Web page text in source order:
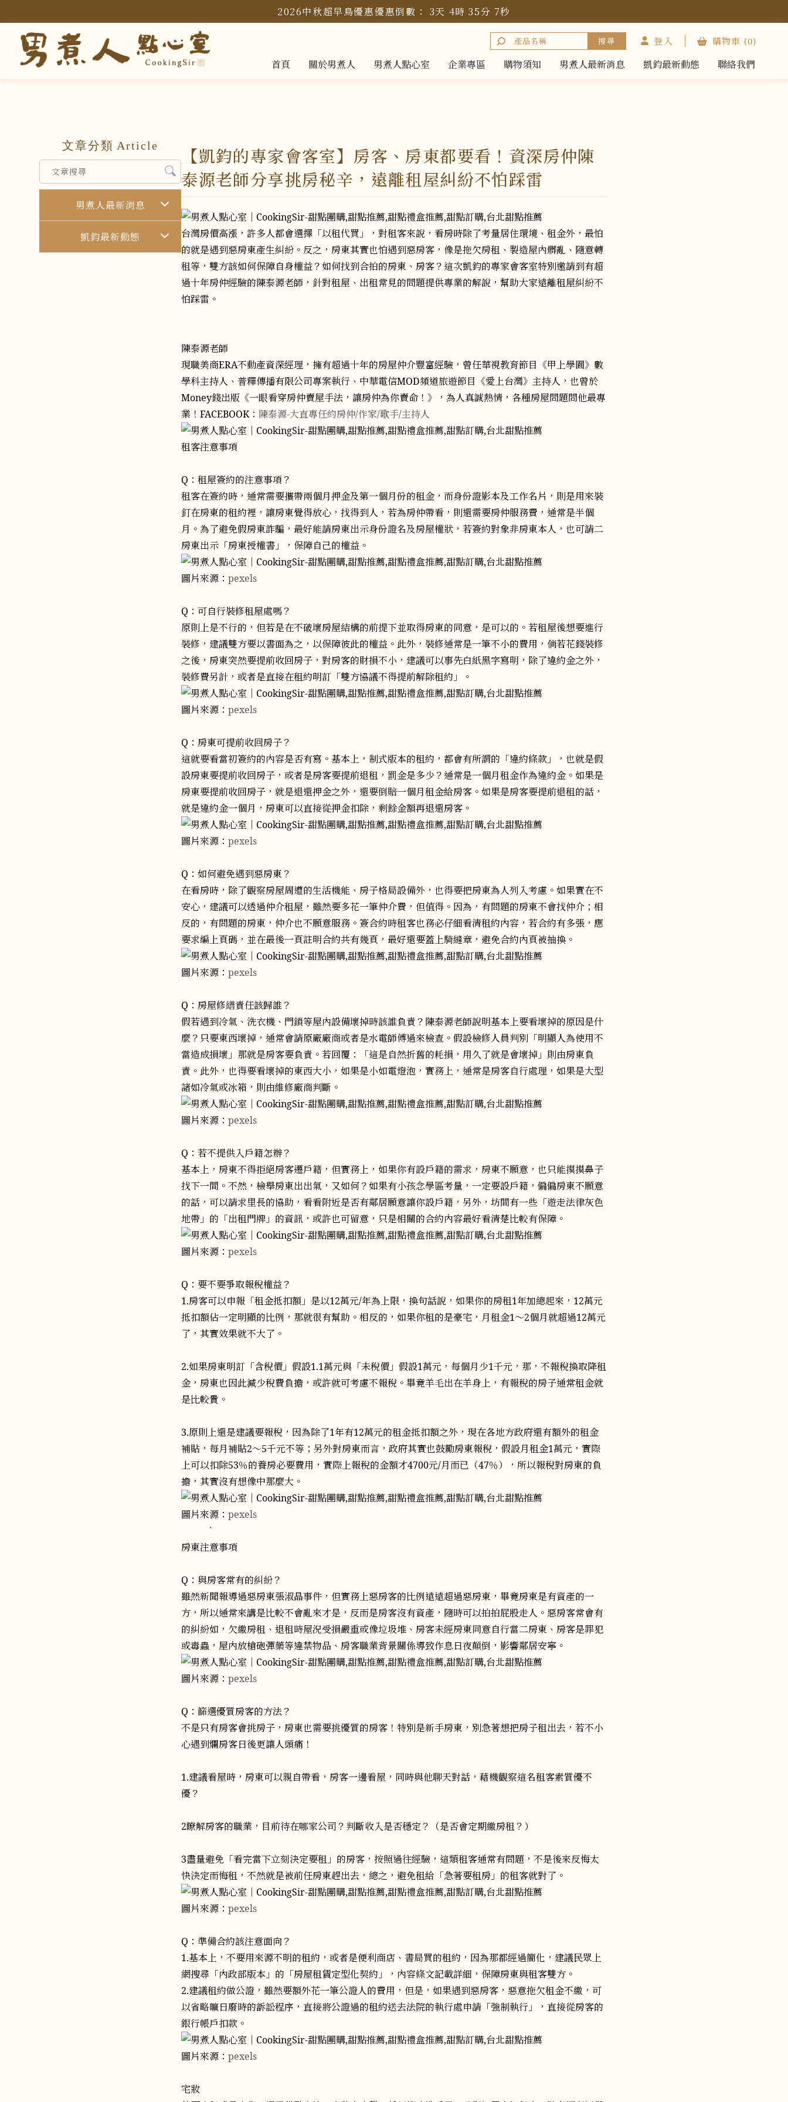
2026中秋超早鳥優惠優惠倒數： 3天 4時35分 6秒
登入 購物車 (0)
首頁
關於男煮人
男煮人點心室
企業專區
購物須知
男煮人最新消息
凱鈞最新動態
聯絡我們
文章分類 Article
男煮人最新消息
凱鈞最新動態
【凱鈞的專家會客室】房客、房東都要看！資深房仲陳
泰源老師分享挑房秘辛，遠離租屋糾紛不怕踩雷
台灣房價高漲，許多人都會選擇「以租代買」，對租客來說，看房時除了考量居住環境、租金外，最怕
的就是遇到惡房東產生糾紛。反之，房東其實也怕遇到惡房客，像是拖欠房租、製造屋內髒亂、隨意轉
租等，雙方該如何保障自身權益？如何找到合拍的房東、房客？這次凱鈞的專家會客室特別邀請到有超
過十年房仲經驗的陳泰源老師，針對租屋、出租常見的問題提供專業的解說，幫助大家遠離租屋糾紛不
怕踩雷。
陳泰源老師
現職美商ERA不動產資深經理，擁有超過十年的房屋仲介豐富經驗，曾任華視教育節目《甲上學園》數
學科主持人、普釋傳播有限公司專案執行、中華電信MOD頻道旅遊節目《愛上台灣》主持人，也曾於
Money錢出版《一眼看穿房仲賣屋手法，讓房仲為你賣命！》，為人真誠熱情，各種房屋問題問他最專
業！FACEBOOK： 陳泰源-大直專任約房仲/作家/歌手/主持人
租客注意事項
Q：租屋簽約的注意事項？
租客在簽約時，通常需要攜帶兩個月押金及第一個月份的租金，而身份證影本及工作名片，則是用來裝
釘在房東的租約裡，讓房東覺得放心，找得到人，若為房仲帶看，則還需要房仲服務費，通常是半個
月。為了避免假房東詐騙，最好能請房東出示身份證名及房屋權狀，若簽約對象非房東本人，也可請二
房東出示「房東授權書」，保障自己的權益。
圖片來源：pexels
Q：可自行裝修租屋處嗎？
原則上是不行的，但若是在不破壞房屋結構的前提下並取得房東的同意，是可以的。若租屋後想要進行
裝修，建議雙方要以書面為之，以保障彼此的權益。此外，裝修通常是一筆不小的費用，倘若花錢裝修
之後，房東突然要提前收回房子，對房客的財損不小，建議可以事先白紙黑字寫明，除了違約金之外，
裝修費另計，或者是直接在租約明訂「雙方協議不得提前解除租約」。
圖片來源：pexels
Q：房東可提前收回房子？
這就要看當初簽約的內容是否有寫。基本上，制式版本的租約，都會有所謂的「違約條款」，也就是假
設房東要提前收回房子，或者是房客要提前退租，罰金是多少？通常是一個月租金作為違約金。如果是
房東要提前收回房子，就是退還押金之外，還要倒賠一個月租金給房客。如果是房客要提前退租的話，
就是違約金一個月，房東可以直接從押金扣除，剩餘金額再退還房客。
圖片來源：pexels
Q：如何避免遇到惡房東？
在看房時，除了觀察房屋周遭的生活機能、房子格局設備外，也得要把房東為人列入考慮。如果實在不
安心，建議可以透過仲介租屋，雖然要多花一筆仲介費，但值得。因為，有問題的房東不會找仲介；相
反的，有問題的房東，仲介也不願意服務。簽合約時租客也務必仔細看清租約內容，若合約有多張，應
要求編上頁碼，並在最後一頁註明合約共有幾頁，最好還要蓋上騎縫章，避免合約內頁被抽換。
圖片來源：pexels
Q：房屋修繕責任該歸誰？
假若遇到冷氣、洗衣機、門鎖等屋內設備壞掉時該誰負責？陳泰源老師說明基本上要看壞掉的原因是什
麼？只要東西壞掉，通常會請原廠廠商或者是水電師傅過來檢查。假設檢修人員判別「明顯人為使用不
當造成損壞」那就是房客要負責。若回覆：「這是自然折舊的耗損，用久了就是會壞掉」則由房東負
責。此外，也得要看壞掉的東西大小，如果是小如電燈泡，實務上，通常是房客自行處理，如果是大型
諸如冷氣或冰箱，則由維修廠商判斷。
圖片來源：pexels
Q：若不提供入戶籍怎辦？
基本上，房東不得拒絕房客遷戶籍，但實務上，如果你有設戶籍的需求，房東不願意，也只能摸摸鼻子
找下一間。不然，檢舉房東出出氣，又如何？如果有小孩念學區考量，一定要設戶籍，偏偏房東不願意
的話，可以請求里長的協助，看看附近是否有鄰居願意讓你設戶籍，另外，坊間有一些「遊走法律灰色
地帶」的「出租門牌」的資訊，或許也可留意，只是相關的合約內容最好看清楚比較有保障。
圖片來源：pexels
Q：要不要爭取報稅權益？
1.房客可以申報「租金抵扣額」是以12萬元/年為上限，換句話說，如果你的房租1年加總起來，12萬元
抵扣額佔一定明顯的比例，那就很有幫助。相反的，如果你租的是豪宅，月租金1～2個月就超過12萬元
了，其實效果就不大了。
2.如果房東明訂「含稅價」假設1.1萬元與「未稅價」假設1萬元，每個月少1千元，那，不報稅換取降租
金，房東也因此減少稅費負擔，或許就可考慮不報稅。畢竟羊毛出在羊身上，有報稅的房子通常租金就
是比較貴。
3.原則上還是建議要報稅，因為除了1年有12萬元的租金抵扣額之外，現在各地方政府還有額外的租金
補貼，每月補貼2～5千元不等；另外對房東而言，政府其實也鼓勵房東報稅，假設月租金1萬元，實際
上可以扣除53％的養房必要費用，實際上報稅的金額才4700元/月而已（47％），所以報稅對房東的負
擔，其實沒有想像中那麼大。
圖片來源：pexels
`
房東注意事項
Q：與房客常有的糾紛？
雖然新聞報導過惡房東張淑晶事件，但實務上惡房客的比例遠遠超過惡房東，畢竟房東是有資產的一
方，所以通常來講是比較不會亂來才是，反而是房客沒有資產，隨時可以拍拍屁股走人。惡房客常會有
的糾紛如，欠繳房租、退租時屋況受損嚴重或像垃圾堆、房客未經房東同意自行當二房東、房客是罪犯
或毒蟲，屋內放槍砲彈藥等違禁物品、房客職業背景關係導致作息日夜顛倒，影響鄰居安寧。
圖片來源：pexels
Q：篩選優質房客的方法？
不是只有房客會挑房子，房東也需要挑優質的房客！特別是新手房東，別急著想把房子租出去，若不小
心遇到爛房客日後更讓人頭痛！
1.建議看屋時，房東可以親自帶看，房客一邊看屋，同時與他聊天對話，藉機觀察這名租客素質優不
優？
2瞭解房客的職業，目前待在哪家公司？判斷收入是否穩定？（是否會定期繳房租？）
3盡量避免「看完當下立刻決定要租」的房客，按照過往經驗，這類租客通常有問題，不是後來反悔太
快決定而悔租，不然就是被前任房東趕出去，總之，避免租給「急著要租房」的租客就對了。
圖片來源：pexels
Q：準備合約該注意面向？
1.基本上，不要用來源不明的租約，或者是便利商店、書局買的租約，因為那都經過簡化，建議民眾上
網搜尋「內政部版本」的「房屋租賃定型化契約」，內容條文記載詳細，保障房東與租客雙方。
2.建議租約做公證，雖然要額外花一筆公證人的費用，但是，如果遇到惡房客，惡意拖欠租金不繳，可
以省略曠日廢時的訴訟程序，直接將公證過的租約送去法院的執行處申請「強制執行」，直接從房客的
銀行帳戶扣款。
圖片來源：pexels
宅妝